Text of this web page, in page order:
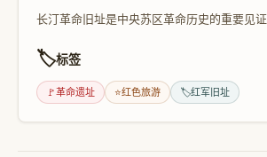
长汀革命旧址是中央苏区革命历史的重要见
🏷️标签
🚩革命遗址 ⭐红色旅游 🏷️红军旧址